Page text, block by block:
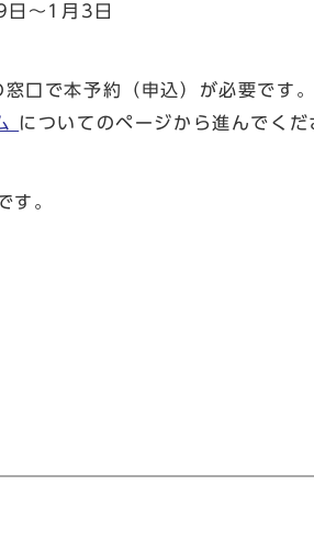
日～1月3日
口で本予約（申込）が必要です
についてのページから進んでくだ
す。